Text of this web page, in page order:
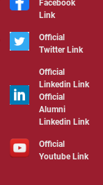
Facebook
Link
Official
Twitter Link
Official
Linkedin Link
Official
Alumni
Linkedin Link
Official
Youtube Link